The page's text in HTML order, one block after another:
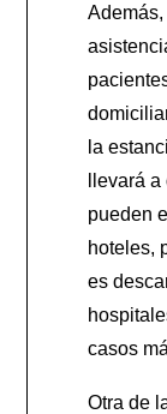
la
llevará
pueden
hoteles,
es
casos
Otra de